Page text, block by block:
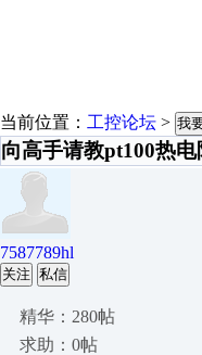
当前位置： 工控论坛 > 我
向高手请教pt100热
7587789hl
关注 私信
精华：280帖
求助：0帖